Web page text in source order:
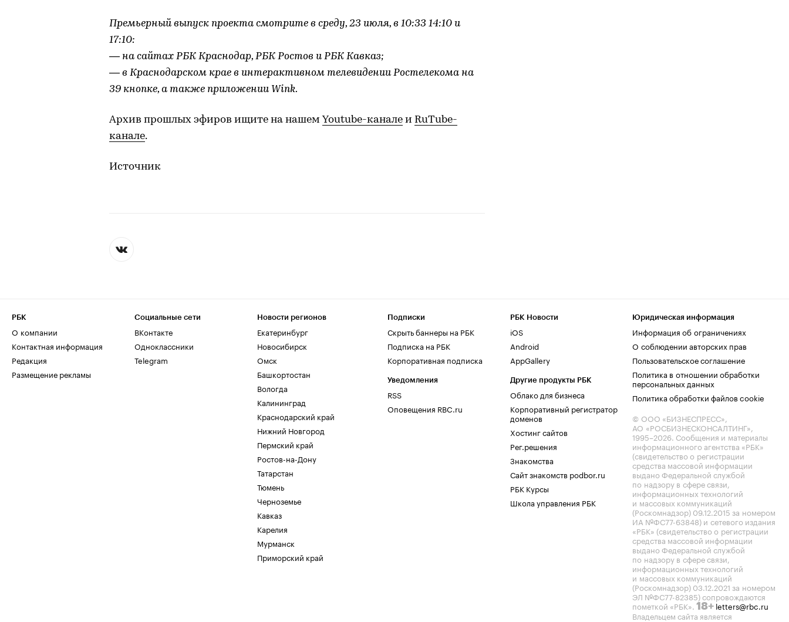
Премьерный выпуск проекта смотрите в среду, 23 июля, в 10:33 14:10 и
17:10:
— на сайтах РБК Краснодар, РБК Ростов и РБК Кавказ;
— в Краснодарском крае в интерактивном телевидении Ростелекома на
39 кнопке, а также приложении Wink.
Архив прошлых эфиров ищите на нашем Youtube-канале и RuTube-
канале.
Источник
РБК
О компании
Контактная информация
Редакция
Размещение рекламы
Социальные сети
ВКонтакте
Одноклассники
Telegram
Новости регионов
Екатеринбург
Новосибирск
Омск
Башкортостан
Вологда
Калининград
Краснодарский край
Нижний Новгород
Пермский край
Ростов-на-Дону
Татарстан
Тюмень
Черноземье
Кавказ
Карелия
Мурманск
Приморский край
Подписки
Скрыть баннеры на РБК
Подписка на РБК
Корпоративная подписка
Уведомления
RSS
Оповещения RBC.ru
РБК Новости
iOS
Android
AppGallery
Другие продукты РБК
Облако для бизнеса
Корпоративный регистратор
доменов
Хостинг сайтов
Рег.решения
Знакомства
Сайт знакомств podbor.ru
РБК Курсы
Школа управления РБК
Юридическая информация
Информация об ограничениях
О соблюдении авторских прав
Пользовательское соглашение
Политика в отношении обработки
персональных данных
Политика обработки файлов cookie
© ООО «БИЗНЕСПРЕСС»,
АО «РОСБИЗНЕСКОНСАЛТИНГ»,
1995–2026. Сообщения и материалы
информационного агентства «РБК»
(свидетельство о регистрации
средства массовой информации
выдано Федеральной службой
по надзору в сфере связи,
информационных технологий
и массовых коммуникаций
(Роскомнадзор) 09.12.2015 за номером
ИА №ФС77-63848) и сетевого издания
«РБК» (свидетельство о регистрации
средства массовой информации
выдано Федеральной службой
по надзору в сфере связи,
информационных технологий
и массовых коммуникаций
(Роскомнадзор) 03.12.2021 за номером
ЭЛ №ФС77-82385) сопровождаются
пометкой «РБК». 18+ letters@rbc.ru
Владельцем сайта является